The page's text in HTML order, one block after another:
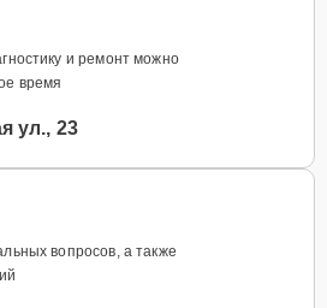
и ремонт можно
время
ул., 23
вопросов, а также